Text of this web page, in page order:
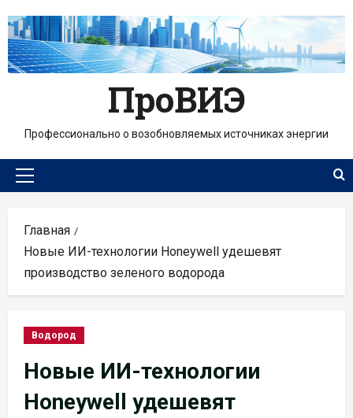
содержимому
ПроВИЭ
Профессионально о возобновляемых источниках энергии
Основное
Главная
Новые ИИ-технологии Honeywell удешевят
производство зеленого водорода
Водород
Новые ИИ-технологии
Honeywell удешевят